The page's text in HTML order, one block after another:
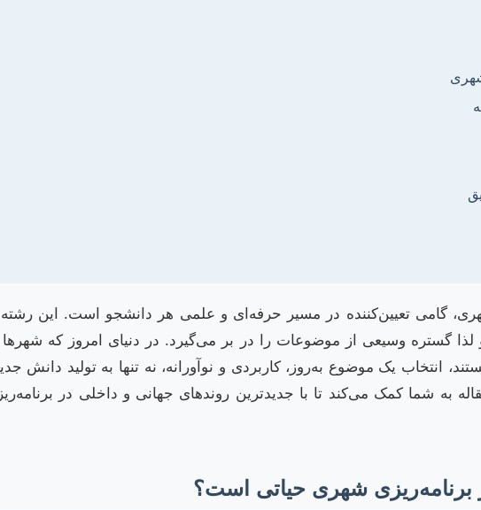
گامی تعیین‌کننده در مسیر حرفه‌ای و علمی هر دانشجو است. این
گستره وسیعی از موضوعات را در بر می‌گیرد. در دنیای امروز که
انتخاب یک موضوع به‌روز، کاربردی و نوآورانه، نه تنها به تولید دانش
به شما کمک می‌کند تا با جدیدترین روندهای جهانی و داخلی در
برنامه‌ریزی شهری حیاتی است؟